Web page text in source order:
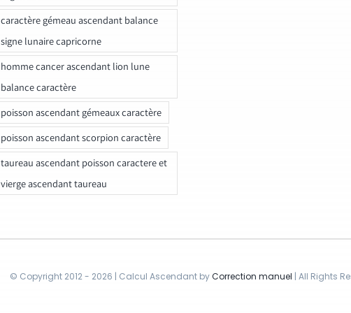
caractère gémeau ascendant balance
signe lunaire capricorne
homme cancer ascendant lion lune
balance caractère
poisson ascendant gémeaux caractère
poisson ascendant scorpion caractère
taureau ascendant poisson caractere et
vierge ascendant taureau
© Copyright 2012 - 2026 | Calcul Ascendant byCorrection manuel | All Rights